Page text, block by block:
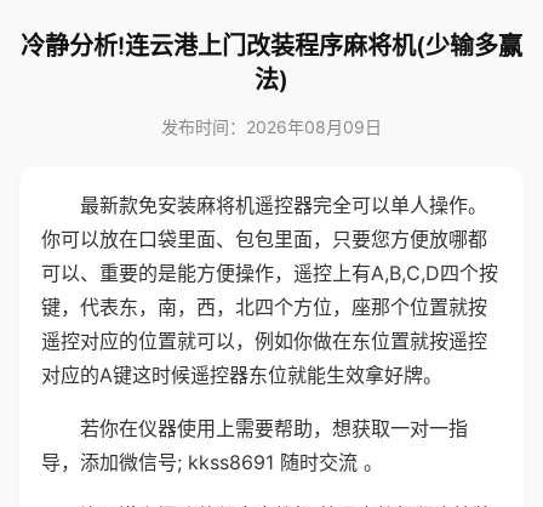
冷静分析!连云港上门改装程序麻将机(少输多赢
法)
发布时间：2026年08月09日
最新款免安装麻将机遥控器完全可以单人操作。
你可以放在口袋里面、包包里面，只要您方便放哪都
可以、重要的是能方便操作，遥控上有A,B,C,D四个按
键，代表东，南，西，北四个方位，座那个位置就按
遥控对应的位置就可以，例如你做在东位置就按遥控
对应的A键这时候遥控器东位就能生效拿好牌。
若你在仪器使用上需要帮助，想获取一对一指
导，添加微信号; kkss8691 随时交流 。